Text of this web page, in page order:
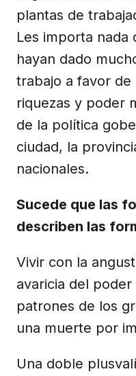
plantas de
Les importa nada
hayan dado
trabajo a favor de
riquezas y poder
de la política
ciudad, la
nacionales.
Sucede que las
describen las
Vivir con la
avaricia del
patrones de los
una muerte por
Una doble